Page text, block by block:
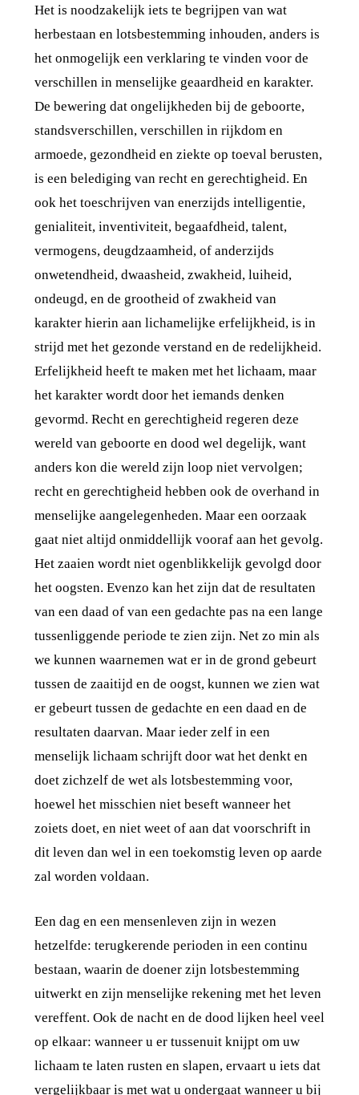
Het is noodzakelijk iets te begrijpen van wat
herbestaan en lotsbestemming inhouden, anders is
het onmogelijk een verklaring te vinden voor de
verschillen in menselijke geaardheid en karakter.
De bewering dat ongelijkheden bij de geboorte,
standsverschillen, verschillen in rijkdom en
armoede, gezondheid en ziekte op toeval berusten,
is een belediging van recht en gerechtigheid. En
ook het toeschrijven van enerzijds intelligentie,
genialiteit, inventiviteit, begaafdheid, talent,
vermogens, deugdzaamheid, of anderzijds
onwetendheid, dwaasheid, zwakheid, luiheid,
ondeugd, en de grootheid of zwakheid van
karakter hierin aan lichamelijke erfelijkheid, is in
strijd met het gezonde verstand en de redelijkheid.
Erfelijkheid heeft te maken met het lichaam, maar
het karakter wordt door het iemands denken
gevormd. Recht en gerechtigheid regeren deze
wereld van geboorte en dood wel degelijk, want
anders kon die wereld zijn loop niet vervolgen;
recht en gerechtigheid hebben ook de overhand in
menselijke aangelegenheden. Maar een oorzaak
gaat niet altijd onmiddellijk vooraf aan het gevolg.
Het zaaien wordt niet ogenblikkelijk gevolgd door
het oogsten. Evenzo kan het zijn dat de resultaten
van een daad of van een gedachte pas na een lange
tussenliggende periode te zien zijn. Net zo min als
we kunnen waarnemen wat er in de grond gebeurt
tussen de zaaitijd en de oogst, kunnen we zien wat
er gebeurt tussen de gedachte en een daad en de
resultaten daarvan. Maar ieder zelf in een
menselijk lichaam schrijft door wat het denkt en
doet zichzelf de wet als lotsbestemming voor,
hoewel het misschien niet beseft wanneer het
zoiets doet, en niet weet of aan dat voorschrift in
dit leven dan wel in een toekomstig leven op aarde
zal worden voldaan.
Een dag en een mensenleven zijn in wezen
hetzelfde: terugkerende perioden in een continu
bestaan, waarin de doener zijn lotsbestemming
uitwerkt en zijn menselijke rekening met het leven
vereffent. Ook de nacht en de dood lijken heel veel
op elkaar: wanneer u er tussenuit knijpt om uw
lichaam te laten rusten en slapen, ervaart u iets dat
vergelijkbaar is met wat u ondergaat wanneer u bij